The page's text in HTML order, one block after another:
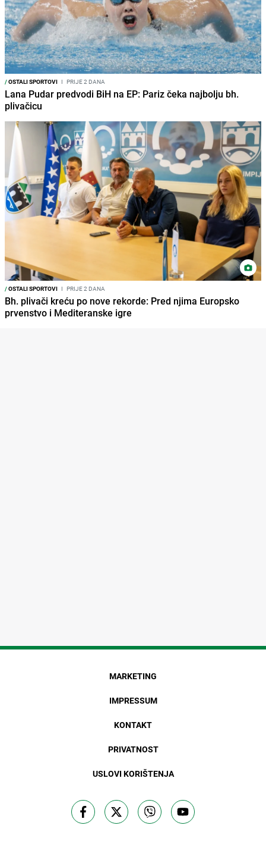
/OSTALI SPORTOVI I PRIJE 2 DANA
Lana Pudar predvodi BiH na EP: Pariz čeka najbolju bh.
plivačicu
/OSTALI SPORTOVI I PRIJE 2 DANA
Bh. plivači kreću po nove rekorde: Pred njima Europsko
prvenstvo i Mediteranske igre
MARKETING
IMPRESSUM
KONTAKT
PRIVATNOST
USLOVI KORIŠTENJA